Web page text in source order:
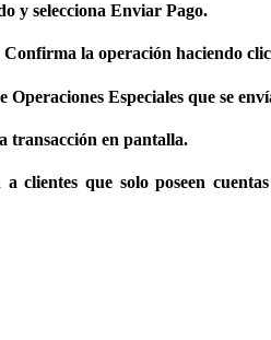
y selecciona Enviar Pago.
la operación haciendo
Especiales que se
transacción en pantalla.
clientes que solo poseen